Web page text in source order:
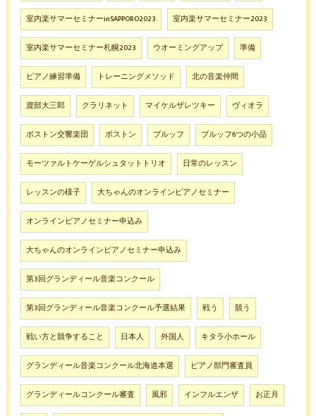
室内楽サマーセミナーinSAPPORO2023 室内楽サマーセミナー2023
室内楽サマーセミナー札幌2023 ウオーミングアップ 準備
ピアノ練習準備 トレーニングメソッド 北の音楽仲間
渡部大三郎 クラリネット マイケルザレツキー ヴィオラ
ボストン交響楽団 ボストン ブルッフ ブルッフ6つの小品
モーツァルトケーゲルシュタットトリオ 日常のレッスン
レッスンの様子 大ちゃんのオンラインピアノセミナー
オンラインピアノセミナー申込み
大ちゃんのオンラインピアノセミナー申込み
第3回グランディール音楽コンクール
第3回グランディール音楽コンクール予選結果 戦う 競う
戦い方と競争すること 日本人 外国人 キタラ小ホール
グランディール音楽コンクール北海道本選 ピアノ部門審査員
グランディールコンクール審査 風邪 インフルエンザ お正月